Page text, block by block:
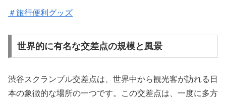
＃旅行便利グッズ
世界的に有名な交差点の規模と風景
渋谷スクランブル交差点は、世界中から観光客が訪れる日
本の象徴的な場所の一つです。この交差点は、一度に多方